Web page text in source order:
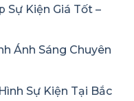
Sự Kiện Giá Tốt –
Ánh Sáng Chuyên
Sự Kiện Tại Bắc